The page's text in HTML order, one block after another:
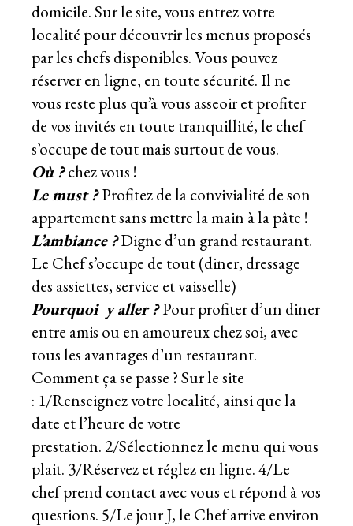
domicile. Sur le site, vous entrez votre
localité pour découvrir les menus proposés
par les chefs disponibles. Vous pouvez
réserver en ligne, en toute sécurité. Il ne
vous reste plus qu’à vous asseoir et profiter
de vos invités en toute tranquillité, le chef
s’occupe de tout mais surtout de vous.
Où ?chez vous !
Le must ?Profitez de la convivialité de son
appartement sans mettre la main à la pâte !
L’ambiance ?Digne d’un grand restaurant.
Le Chef s’occupe de tout (diner, dressage
des assiettes, service et vaisselle)
Pourquoi y aller ?Pour profiter d’un diner
entre amis ou en amoureux chez soi, avec
tous les avantages d’un restaurant.
Comment ça se passe ? Sur le site
: 1/Renseignez votre localité, ainsi que la
date et l’heure de votre
prestation. 2/Sélectionnez le menu qui vous
plait. 3/Réservez et réglez en ligne.4/Le
chef prend contact avec vous et répond à vos
questions. 5/Le jour J, le Chef arrive environ